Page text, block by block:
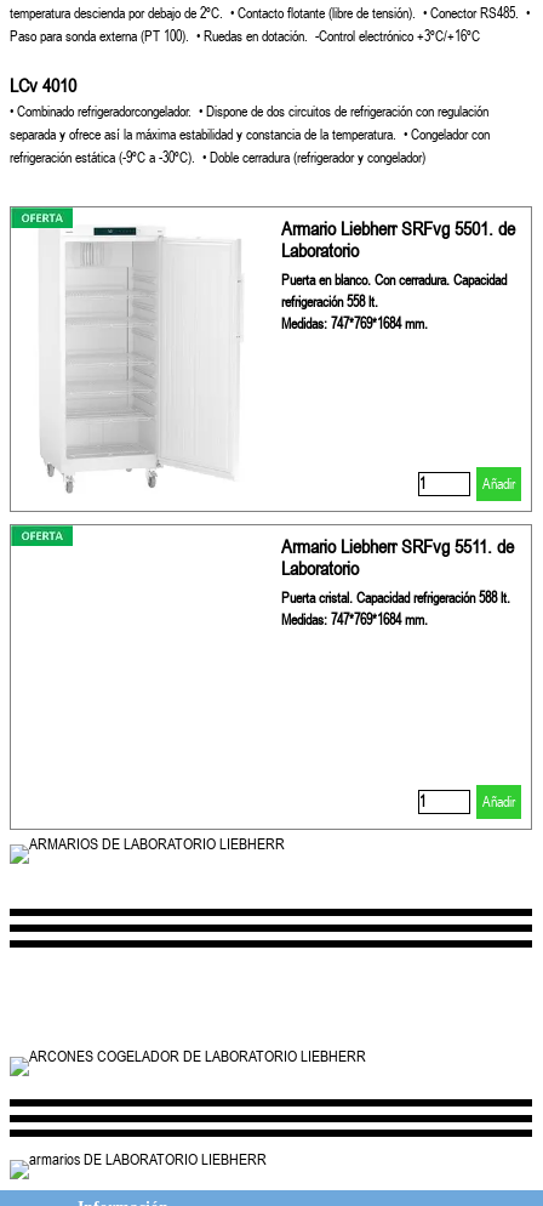
temperatura descienda pordebajo de 2ºC. • Contacto flotante (libre de tensión). • Conector RS485. •
Paso para sonda externa (PT 100). • Ruedas en dotación. -Control electrónico +3ºC/+16ºC
LCv 4010
• Combinado refrigeradorcongelador. • Dispone de dos circuitos de refrigeración con regulación
separada y ofrece así la máxima estabilidad y constancia de la temperatura. • Congelador con
refrigeración estática (-9ºC a -30ºC). • Doble cerradura (refrigerador y congelador)
Armario Liebherr SRFvg 5501. de
Laboratorio
Puerta en blanco. Con cerradura. Capacidad
refrigeración 558 lt.
Medidas: 747*769*1684 mm.
Añadir
Armario Liebherr SRFvg 5511. de
Laboratorio
Puerta cristal. Capacidad refrigeración 588 lt.
Medidas: 747*769*1684 mm.
Añadir